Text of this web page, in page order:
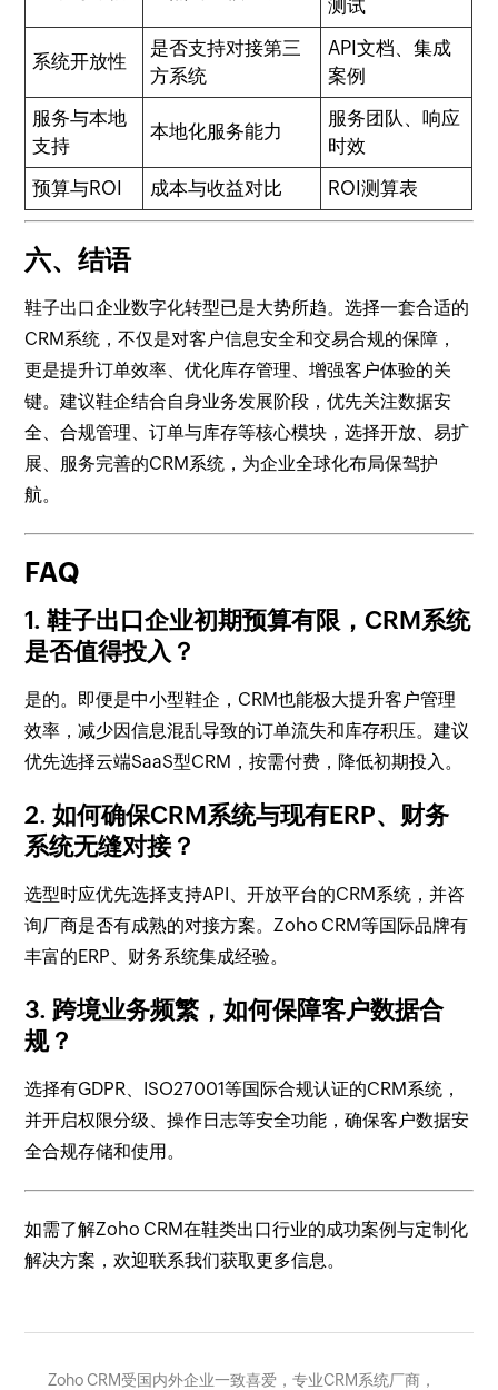
测试
系统开放性
是否支持对接第三
方系统
API文档、集成
案例
服务与本地
支持
本地化服务能力
服务团队、响应
时效
预算与ROI
成本与收益对比 ROI测算表
六、结语
鞋子出口企业数字化转型已是大势所趋。选择一套合适的
CRM系统，不仅是对客户信息安全和交易合规的保障，
更是提升订单效率、优化库存管理、增强客户体验的关
键。建议鞋企结合自身业务发展阶段，优先关注数据安
全、合规管理、订单与库存等核心模块，选择开放、易扩
展、服务完善的CRM系统，为企业全球化布局保驾护
航。
FAQ
1. 鞋子出口企业初期预算有限，CRM系统
是否值得投入？
是的。即便是中小型鞋企，CRM也能极大提升客户管理
效率，减少因信息混乱导致的订单流失和库存积压。建议
优先选择云端SaaS型CRM，按需付费，降低初期投入。
2. 如何确保CRM系统与现有ERP、财务
系统无缝对接？
选型时应优先选择支持API、开放平台的CRM系统，并咨
询厂商是否有成熟的对接方案。Zoho CRM等国际品牌有
丰富的ERP、财务系统集成经验。
3. 跨境业务频繁，如何保障客户数据合
规？
选择有GDPR、ISO27001等国际合规认证的CRM系统，
并开启权限分级、操作日志等安全功能，确保客户数据安
全合规存储和使用。
如需了解Zoho CRM在鞋类出口行业的成功案例与定制化
解决方案，欢迎联系我们获取更多信息。
Zoho CRM受国内外企业一致喜爱，专业CRM系统厂商，